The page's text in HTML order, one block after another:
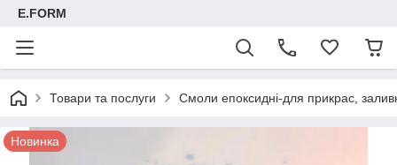
E.FORM
Товари та послуги Смоли епоксидні-для прикрас,
Новинка